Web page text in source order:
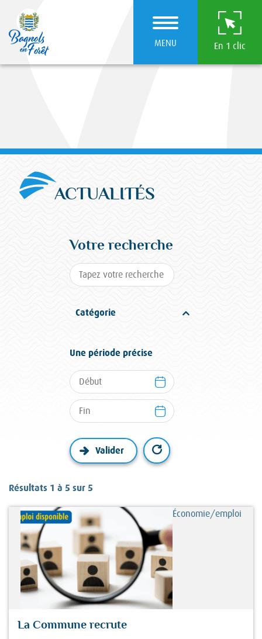
MENU En 1 clic
ACTUALITÉS
Votre recherche
Catégorie
Une période précise
Résultats 1 à 5 sur 5
Économie/emploi
La Commune recrute